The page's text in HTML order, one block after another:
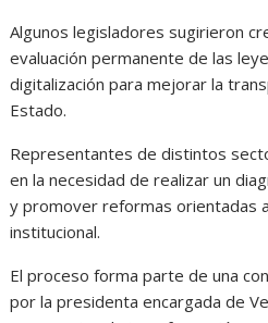
Algunos legisladores sugirieron
evaluación permanente de las
digitalización para mejorar la
Estado.
Representantes de distintos
en la necesidad de realizar un
y promover reformas orientadas
institucional.
El proceso forma parte de una
por la presidenta encargada de